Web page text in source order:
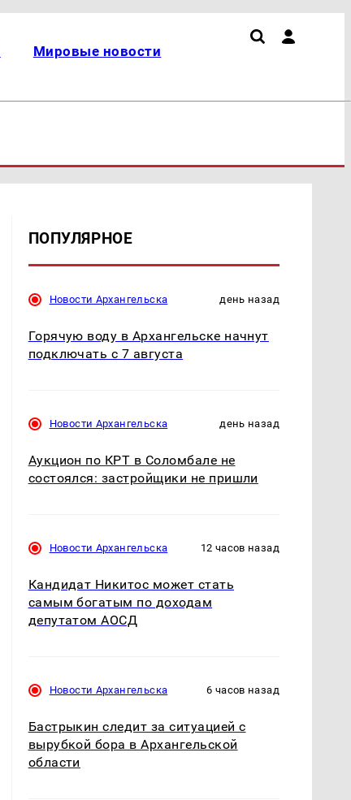
Мировые новости
ПОПУЛЯРНОЕ
Новости Архангельска день назад
Горячую воду в Архангельске начнут
подключать с 7 августа
Новости Архангельска день назад
Аукцион по КРТ в Соломбале не
состоялся: застройщики не пришли
Новости Архангельска 12 часов назад
Кандидат Никитос может стать
самым богатым по доходам
депутатом АОСД
Новости Архангельска 6 часов назад
Бастрыкин следит за ситуацией с
вырубкой бора в Архангельской
области